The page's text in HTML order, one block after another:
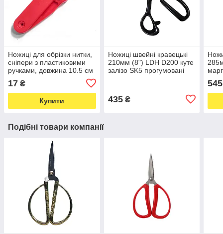
Ножиці для обрізки нитки,
сніпери з пластиковими
ручками, довжина 10.5 см
17 ₴
Купити
Ножиці швейні кравецькі
210мм (8") LDH D200 куте
залізо SK5 прогумовані
435₴
545
Подібні товари компанії